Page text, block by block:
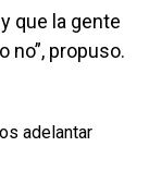
que la gente
no”, propuso.
adelantar